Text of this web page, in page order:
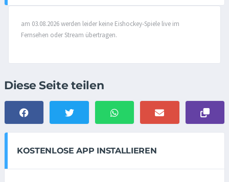
am 03.08.2026 werden leider keine Eishockey-Spiele live im
Fernsehen oder Stream übertragen.
Diese Seite teilen
KOSTENLOSE APP INSTALLIEREN